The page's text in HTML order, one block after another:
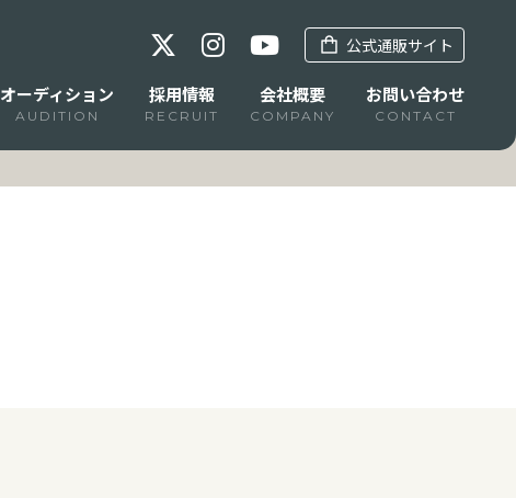
公式通販サイト
オーディション
AUDITION
採用情報
RECRUIT
会社概要
COMPANY
お問い合わせ
CONTACT